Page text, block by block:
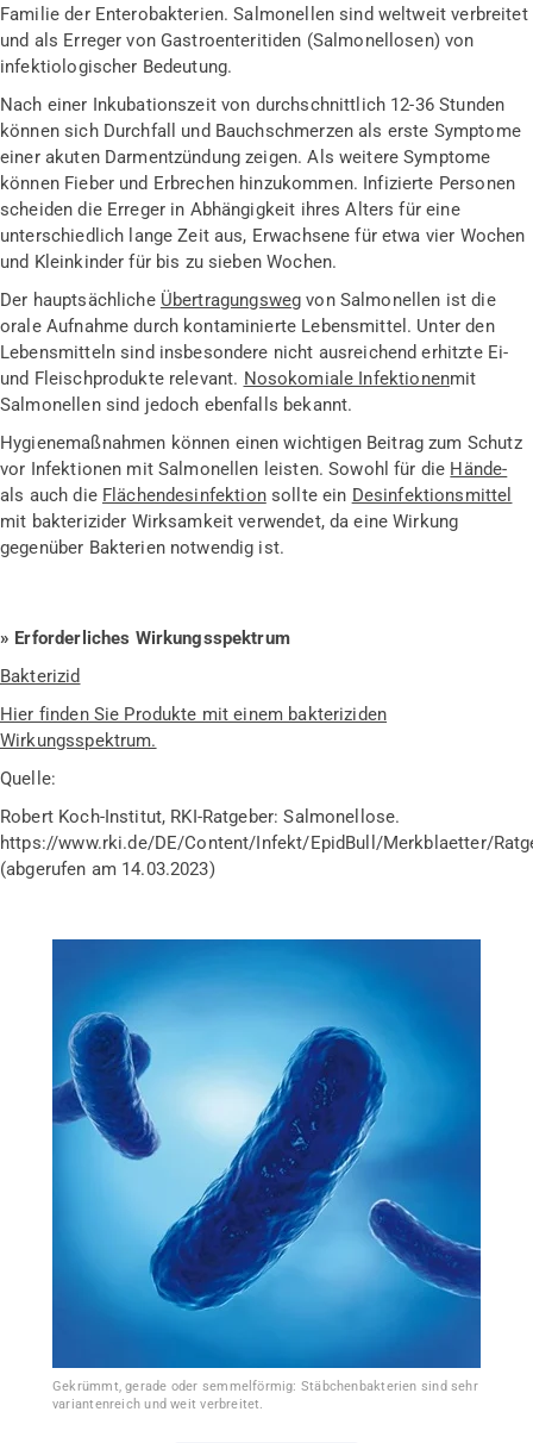
Familie der Enterobakterien. Salmonellen sind weltweit verbreitet
und als Erreger von Gastroenteritiden (Salmonellosen) von
infektiologischer Bedeutung.
Nach einer Inkubationszeit von durchschnittlich 12-36 Stunden
können sich Durchfall und Bauchschmerzen als erste Symptome
einer akuten Darmentzündung zeigen. Als weitere Symptome
können Fieber und Erbrechen hinzukommen. Infizierte Personen
scheiden die Erreger in Abhängigkeit ihres Alters für eine
unterschiedlich lange Zeit aus, Erwachsene für etwa vier Wochen
und Kleinkinder für bis zu sieben Wochen.
Der hauptsächliche Übertragungsweg von Salmonellen ist die
orale Aufnahme durch kontaminierte Lebensmittel. Unter den
Lebensmitteln sind insbesondere nicht ausreichend erhitzte Ei-
und Fleischprodukte relevant. Nosokomiale Infektionenmit
Salmonellen sind jedoch ebenfalls bekannt.
Hygienemaßnahmen können einen wichtigen Beitrag zum Schutz
vor Infektionen mit Salmonellen leisten. Sowohl für die Hände-
als auch die Flächendesinfektionsollte ein Desinfektionsmittel
mit bakterizider Wirksamkeit verwendet, da eine Wirkung
gegenüber Bakterien notwendig ist.
» Erforderliches Wirkungsspektrum
Bakterizid
Hier finden Sie Produkte mit einem bakteriziden
Wirkungsspektrum.
Quelle:
Robert Koch-Institut, RKI-Ratgeber: Salmonellose.
https://www.rki.de/DE/Content/Infekt/EpidBull/Merkblaetter/
(abgerufen am 14.03.2023)
Gekrümmt, gerade oder semmelförmig: Stäbchenbakterien sind sehr
variantenreich und weit verbreitet.